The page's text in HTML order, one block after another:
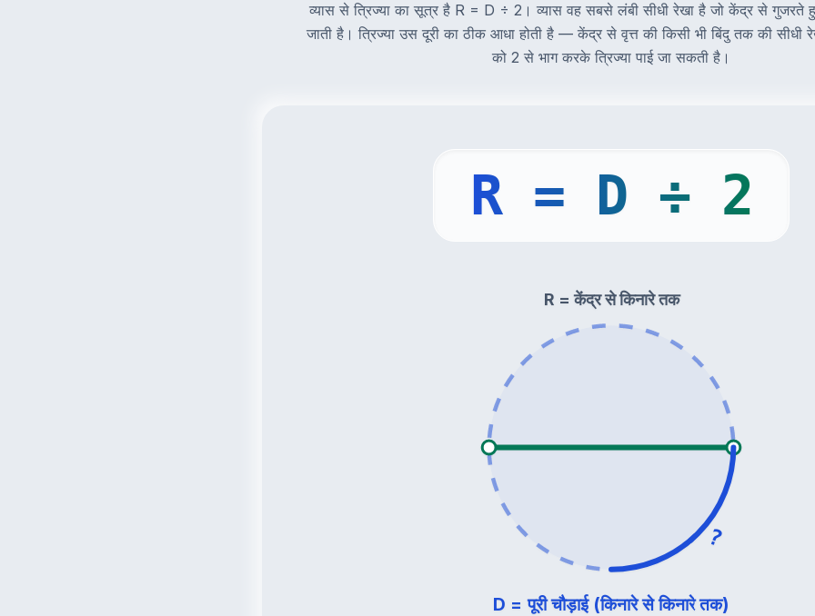
व्यास से त्रिज्या का सूत्र है R = D ÷ 2। व्यास वह सबसे लंबी सीधी रेखा है जो केंद्र से गुजरते
जाती है। त्रिज्या उस दूरी का ठीक आधा होती है — केंद्र से वृत्त की किसी भी बिंदु तक की सीधी
को 2 से भाग करके त्रिज्या पाई जा सकती है।
R = D ÷ 2
R = केंद्र से किनारे तक
?
D = पूरी चौड़ाई (किनारे से किनारे तक)